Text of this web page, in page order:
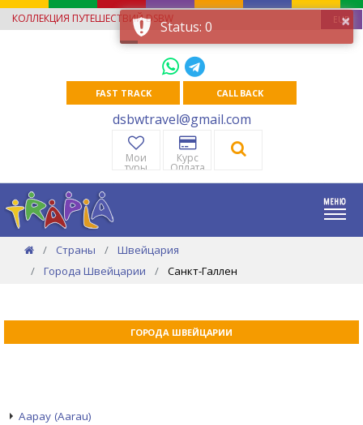
КОЛЛЕКЦИЯ ПУТЕШЕСТВИЙ DSBW EUR
FAST TRACK CALL BACK
dsbwtravel@gmail.com
Мои
туры
Курс
Оплата
Страны
Швейцария
Города Швейцарии
Санкт-Галлен
ГОРОДА ШВЕЙЦАРИИ
Аарау (Aarau)
×
Status: 0